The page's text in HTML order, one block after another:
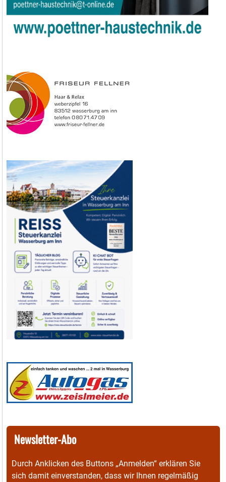
Newsletter-Abo
Durch Anklicken des Buttons „Anmelden“ erklären Sie
sich damit einverstanden, dass wir Ihnen regelmäßig